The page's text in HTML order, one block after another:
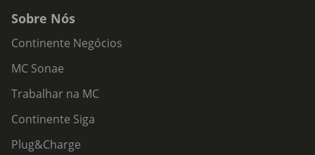
Sobre Nós
Continente Negócios
MC Sonae
Trabalhar na MC
Continente Siga
Plug&Charge